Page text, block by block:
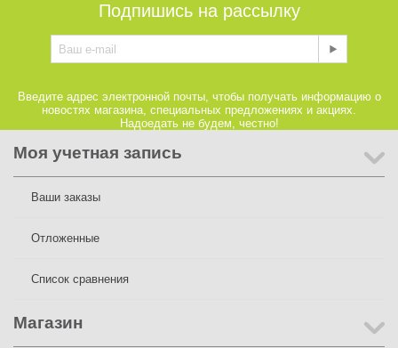
Подпишись на рассылку
Введите адрес электронной почты, чтобы получать информацию о
новостях магазина, специальных предложениях и акциях.
Надоедать не будем, честно!
Моя учетная запись
Ваши заказы
Отложенные
Список сравнения
Магазин